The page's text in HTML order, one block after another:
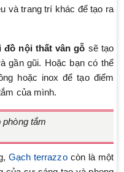
và trang trí khác để tạo ra
đồ nội thất vân gỗ sẽ tạo
gần gũi. Hoặc bạn có thể
hoặc inox để tạo điểm
của mình.
tắm
Gạch terrazzocòn là một